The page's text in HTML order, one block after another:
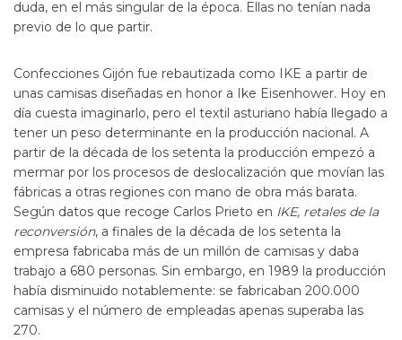
duda, en el más singular de la época. Ellas no tenían nada
previo de lo que partir.
Confecciones Gijón fue rebautizada como IKE a partir de
unas camisas diseñadas en honor a Ike Eisenhower. Hoy en
día cuesta imaginarlo, pero el textil asturiano había llegado a
tener un peso determinante en la producción nacional. A
partir de la década de los setenta la producción empezó a
mermar por los procesos de deslocalización que movían las
fábricas a otras regiones con mano de obra más barata.
Según datos que recoge Carlos Prieto en IKE, retales de la
reconversión, a finales de la década de los setenta la
empresa fabricaba más de un millón de camisas y daba
trabajo a 680 personas. Sin embargo, en 1989 la producción
había disminuido notablemente: se fabricaban 200.000
camisas y el número de empleadas apenas superaba las
270.